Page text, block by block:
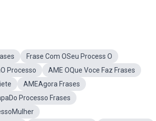
Frase Com OSeu Process O
Processo
AME OQue Voce Faz Frases
AMEAgora Frases
Processo Frases